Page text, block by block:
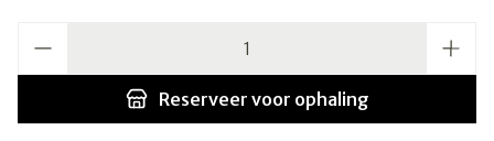
Reserveer voor ophaling